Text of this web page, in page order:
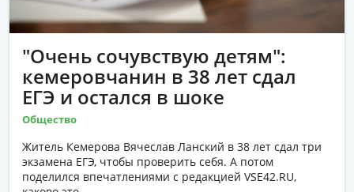
"Очень сочувствую детям":
кемеровчанин в 38 лет сдал
ЕГЭ и остался в шоке
Общество
Житель Кемерова Вячеслав Ланский в 38 лет сдал три
экзамена ЕГЭ, чтобы проверить себя. А потом
поделился впечатлениями с редакцией VSE42.RU,